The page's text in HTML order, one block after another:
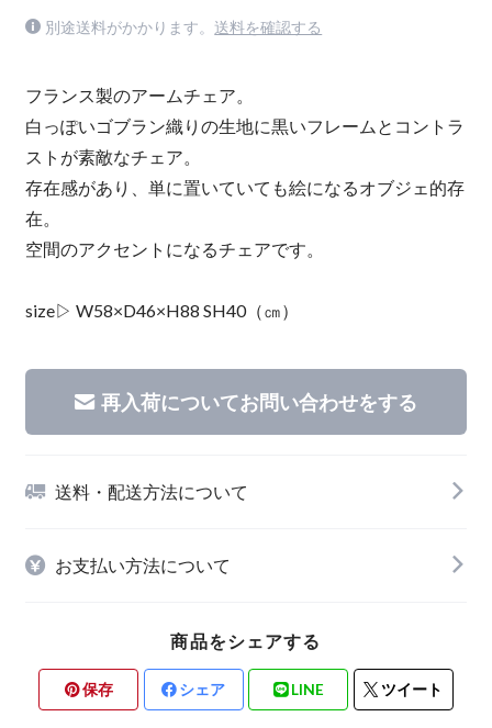
別途送料がかかります。 送料を確認する
フランス製のアームチェア。
白っぽいゴブラン織りの生地に黒いフレームとコントラ
ストが素敵なチェア。
存在感があり、単に置いていても絵になるオブジェ的存
在。
空間のアクセントになるチェアです。
size▷ W58×D46×H88 SH40（㎝）
再入荷についてお問い合わせをする
送料・配送方法について
お支払い方法について
商品をシェアする
保存 シェア LINE ツイート